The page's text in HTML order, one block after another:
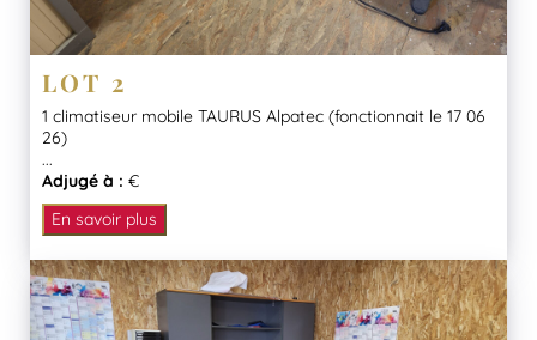
LOT 2
1 climatiseur mobile TAURUS Alpatec (fonctionnait le 17 06
26)
...
Adjugé à : €
En savoir plus